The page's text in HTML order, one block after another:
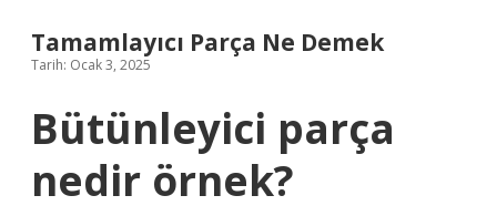
Tamamlayıcı Parça Ne Demek
Tarih: Ocak 3, 2025
Bütünleyici parça
nedir örnek?